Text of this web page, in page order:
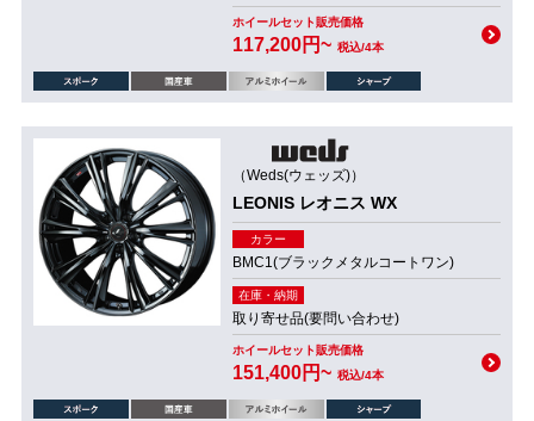
ホイールセット販売価格
117,200円~ 税込/4本
（Weds(ウェッズ)）
LEONIS レオニス WX
カラー
BMC1(ブラックメタルコートワン)
在庫・納期
取り寄せ品(要問い合わせ)
ホイールセット販売価格
151,400円~ 税込/4本